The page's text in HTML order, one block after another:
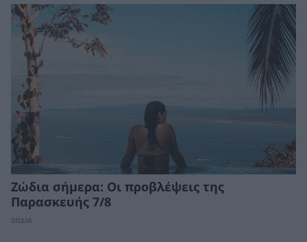
Ζώδια σήμερα: Οι προβλέψεις της
Παρασκευής 7/8
ΖΩΔΙΑ